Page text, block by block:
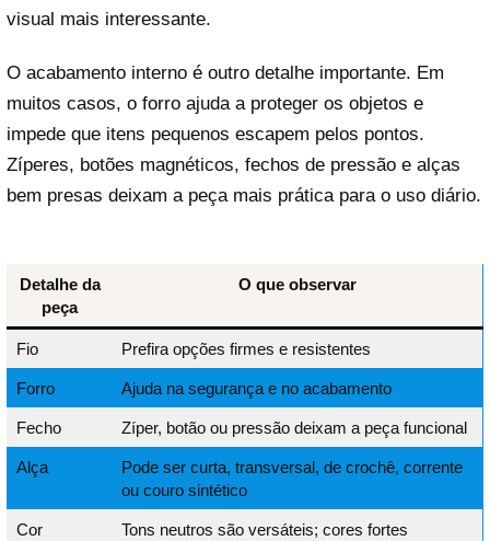
visual mais interessante.
O acabamento interno é outro detalhe importante. Em
muitos casos, o forro ajuda a proteger os objetos e
impede que itens pequenos escapem pelos pontos.
Zíperes, botões magnéticos, fechos de pressão e alças
bem presas deixam a peça mais prática para o uso diário.
Detalhe da
peça
O que observar
Fio Prefira opções firmes e resistentes
Forro Ajuda na segurança e no acabamento
Fecho Zíper, botão ou pressão deixam a peça funcional
Alça
Pode ser curta, transversal, de crochê, corrente
ou couro sintético
Cor
Tons neutros são versáteis; cores fortes